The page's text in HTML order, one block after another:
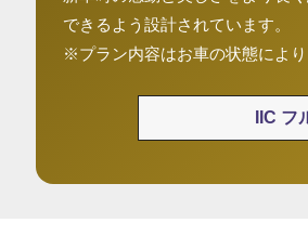
できるよう設計されています。
※プラン内容はお車の状態により
IIC